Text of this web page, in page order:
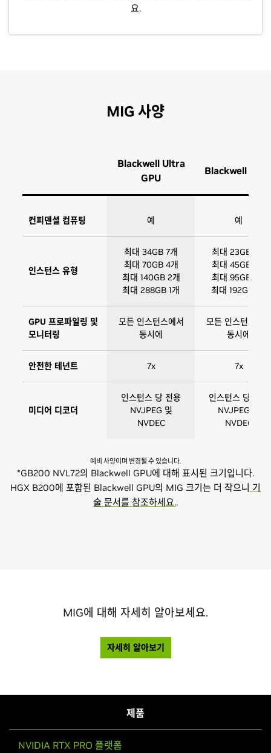
요.
MIG 사양
Blackwell Ultra
GPU
Blackwell
컨피덴셜 컴퓨팅 예 예
인스턴스 유형
최대 34GB 7개
최대 70GB 4개
최대 140GB 2개
최대 288GB 1개
최대 23GB 7개
최대 45GB 4개
최대 95GB 2개
최대 192GB 1개
GPU 프로파일링 및
모니터링
모든 인스턴스에서
동시에
모든 인스턴스에서
동시에
안전한 테넌트 7x 7x
미디어 디코더
인스턴스 당 전용
NVJPEG 및
NVDEC
인스턴스 당 전용
NVJPEG 및
NVDEC
예비 사양이며 변경될 수 있습니다.
*GB200 NVL72의 Blackwell GPU에 대해 표시된 크기입니다.
HGX B200에 포함된 Blackwell GPU의 MIG 크기는 더 작으니 기
술 문서를 참조하세요..
MIG에 대해 자세히 알아보세요.
자세히 알아보기
제품
NVIDIA RTX PRO 플랫폼